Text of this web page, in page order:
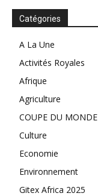
Catégories
A La Une
Activités Royales
Afrique
Agriculture
COUPE DU MONDE
Culture
Economie
Environnement
Gitex Africa 2025